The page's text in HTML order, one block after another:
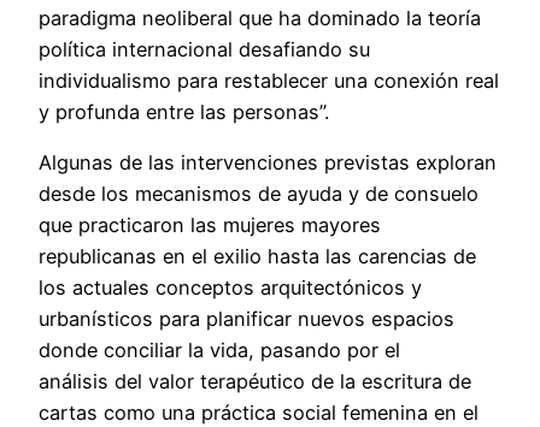
paradigma neoliberal que ha dominado la teoría
política internacional desafiando su
individualismo para restablecer una conexión real
y profunda entre las personas”.
Algunas de las intervenciones previstas exploran
desde los mecanismos de ayuda y de consuelo
que practicaron las mujeres mayores
republicanas en el exilio hasta las carencias de
los actuales conceptos arquitectónicos y
urbanísticos para planificar nuevos espacios
donde conciliar la vida, pasando por el
análisis del valor terapéutico de la escritura de
cartas como una práctica social femenina en el